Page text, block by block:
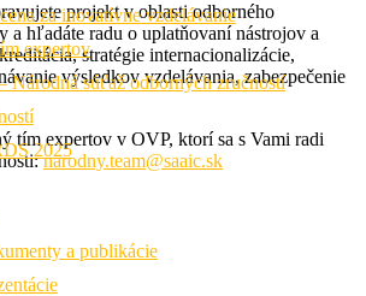
za inovatívne vzdelávanie
expertov
Národná súťaž odborných zručností
2025
a publikácie
projekt v oblasti odborného
a hľadáte radu o uplatňovaní nástrojov a
stratégie internacionalizácie,
výsledkov vzdelávania, zabezpečenie
tím expertov v OVP, ktorí sa s Vami radi
narodny.team@saaic.sk